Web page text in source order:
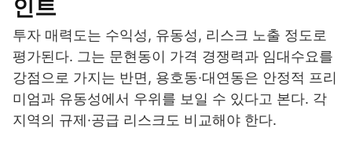
인트
투자 매력도는 수익성, 유동성, 리스크 노출 정도로
평가된다. 그는 문현동이 가격 경쟁력과 임대수요를
강점으로 가지는 반면, 용호동·대연동은 안정적 프리
미엄과 유동성에서 우위를 보일 수 있다고 본다. 각
지역의 규제·공급 리스크도 비교해야 한다.